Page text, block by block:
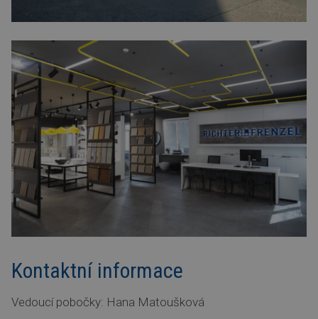
Kontaktní informace
Vedoucí pobočky: Hana Matoušková